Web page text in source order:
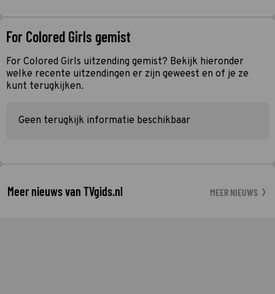
For Colored Girls gemist
For Colored Girls uitzending gemist? Bekijk hieronder
welke recente uitzendingen er zijn geweest en of je ze
kunt terugkijken.
Geen terugkijk informatie beschikbaar
Meer nieuws van TVgids.nl MEER NIEUWS